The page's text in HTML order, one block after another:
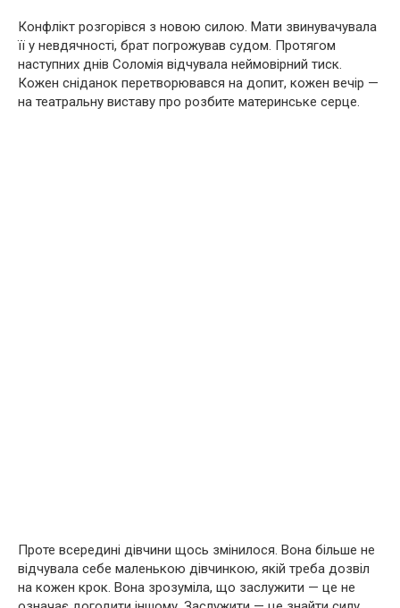
Конфлікт розгорівся з новою силою. Мати звинувачувала
її у невдячності, брат погрожував судом. Протягом
наступних днів Соломія відчувала неймовірний тиск.
Кожен сніданок перетворювався на допит, кожен вечір —
на театральну виставу про розбите материнське серце.
Проте всередині дівчини щось змінилося. Вона більше не
відчувала себе маленькою дівчинкою, якій треба дозвіл
на кожен крок. Вона зрозуміла, що заслужити — це не